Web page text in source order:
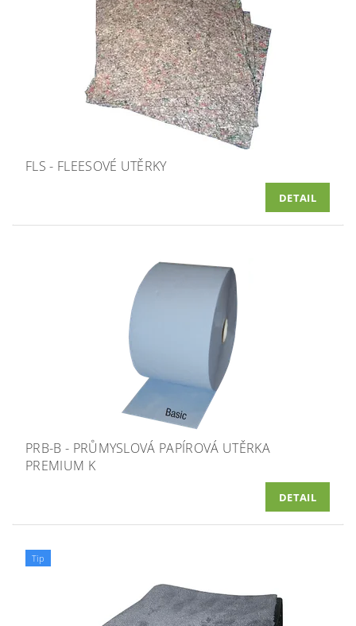
FLS - FLEESOVÉ UTĚRKY
DETAIL
PRB-B - PRŮMYSLOVÁ PAPÍROVÁ UTĚRKA
PREMIUM K
DETAIL
Tip